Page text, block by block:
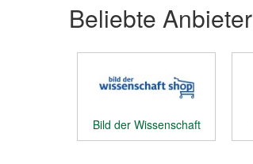
Beliebte Anbieter
Bild der Wissenschaft
Shop Gutschein